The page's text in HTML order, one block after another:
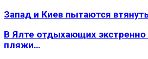
Запад и Киев пытаются
В Ялте отдыхающих экстренно
пляжи…